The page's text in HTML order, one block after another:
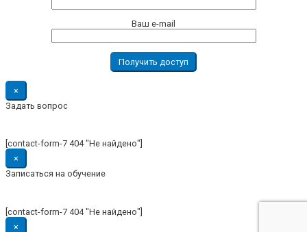
Ваш e-mail
×
Задать вопрос
[contact-form-7 404 "Не найдено"]
×
Записаться на обучение
[contact-form-7 404 "Не найдено"]
×